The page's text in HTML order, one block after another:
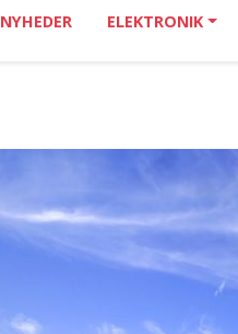
NYHEDER ELEKTRONIK